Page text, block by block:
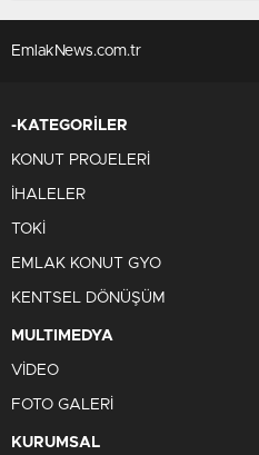
EmlakNews.com.tr
-KATEGORİLER
KONUT PROJELERİ
İHALELER
TOKİ
EMLAK KONUT GYO
KENTSEL DÖNÜŞÜM
MULTIMEDYA
VİDEO
FOTO GALERİ
KURUMSAL